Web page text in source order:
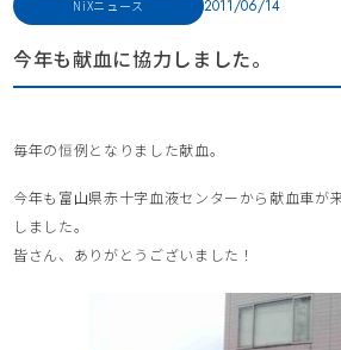
NiXニュース 2011/06/14
今年も献血に協力しました。
毎年の恒例となりました献血。
今年も富山県赤十字血液センターから献血車が
しました。
皆さん、ありがとうございました！